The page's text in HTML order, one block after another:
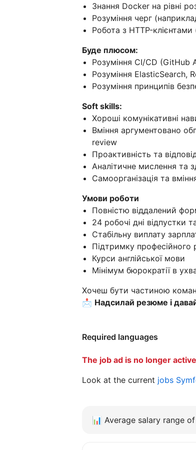
Знання Docker на рівні
Розуміння черг
Робота з HTTP-
Буде плюсом:
Розуміння CI/CD
Розуміння ElasticSearch,
Розуміння принципів
Soft skills:
Хороші комунікативні
Вміння аргументовано
review
Проактивність та
Аналітичне мислення та
Самоорганізація та
Умови роботи
Повністю віддалений
24 робочі дні відпустки
Стабільну виплату
Підтримку професійного
Курси англійської мови
Мінімум бюрократії в
Хочеш бути частиною
📩 Надсилай резюме і
Required languages
The job ad is no longer active
Look at the current jobs
📊 Average salary range